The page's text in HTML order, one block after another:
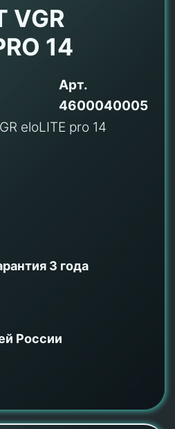
VGR
14
Арт.
4600040005
3 года
России